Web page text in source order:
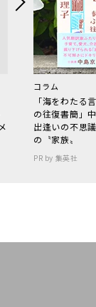
コラム
「海をわた
の往復書簡」
出逢いの不思
の〝家族〟
PR by 集英社